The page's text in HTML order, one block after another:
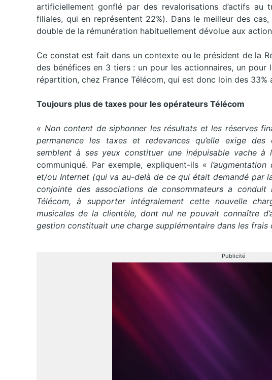
artificiellement gonflé par des revalorisations d’actifs au
filiales, qui en représentent 22%). Dans le meilleur des
double de la rémunération habituellement dévolue aux
Ce constat est fait dans un contexte ou le président de la
des bénéfices en 3 tiers : un pour les actionnaires, un pour
répartition, chez France Télécom, qui est donc loin des 33%
Toujours plus de taxes pour les opérateurs Télécom
« Non content de siphonner les résultats et les réserves
permanence les taxes et redevances qu’elle exige des
semblent à ses yeux constituer une inépuisable vache à
communiqué. Par exemple, expliquent-ils «
et/ou Internet (qui va au-delà de ce qui était demandé par
conjointe des associations de consommateurs a conduit
Télécom, à supporter intégralement cette nouvelle
musicales de la clientèle, dont nul ne pouvait connaître
gestion constituait une charge supplémentaire dans les frais
Publicité